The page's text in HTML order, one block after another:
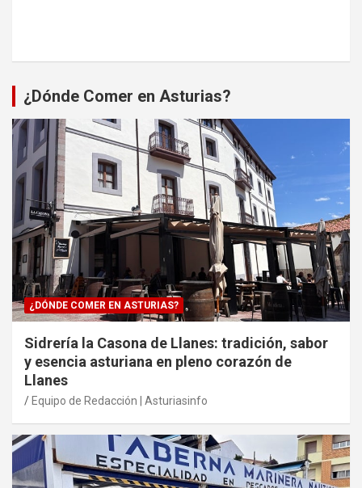
¿Dónde Comer en Asturias?
¿DÓNDE COMER EN ASTURIAS?
Sidrería la Casona de Llanes: tradición, sabor
y esencia asturiana en pleno corazón de
Llanes
Equipo de Redacción | Asturiasinfo